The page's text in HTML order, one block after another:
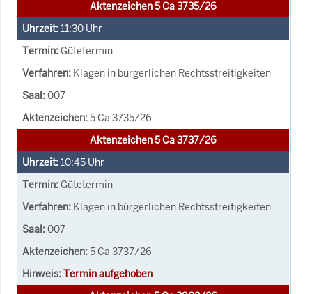
Aktenzeichen 5 Ca 3735/26
11:30 Uhr
Gütetermin
Klagen in bürgerlichen Rechtsstreitigkeiten
007
5 Ca 3735/26
Aktenzeichen 5 Ca 3737/26
10:45 Uhr
Gütetermin
Klagen in bürgerlichen Rechtsstreitigkeiten
007
5 Ca 3737/26
Termin aufgehoben